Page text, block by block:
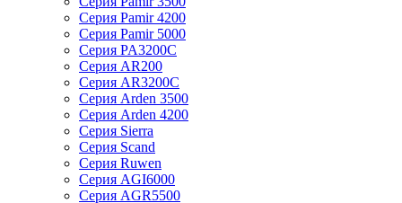
Серия Pamir 4200
Серия Pamir 5000
Серия PA3200C
Серия AR200
Серия AR3200C
Серия Arden 3500
Серия Arden 4200
Серия Sierra
Серия Scand
Серия Ruwen
Серия AGI6000
Серия AGR5500